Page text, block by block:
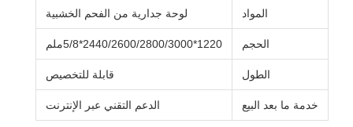
لوحة جدارية من الفحم الخشبية
الحجم 1220*2440/2600/2800/3000*5/8ملم
الطول قابلة للتخصيص
خدمة ما بعد البيع الدعم التقني عبر الإنترنت